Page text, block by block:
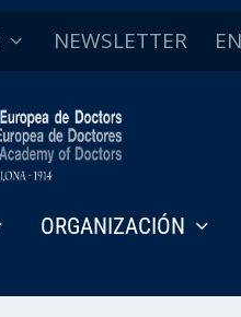
NEWSLETTER
ORGANIZACIÓN